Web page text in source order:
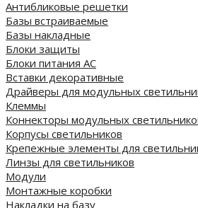
Антибликовые решетки
Базы встраиваемые
Базы накладные
Блоки защиты
Блоки питания AC
Вставки декоративные
Драйверы для модульных
Клеммы
Коннекторы модульных
Корпусы светильников
Крепежные элементы для
Линзы для светильников
Модули
Монтажные коробки
Накладки на базу